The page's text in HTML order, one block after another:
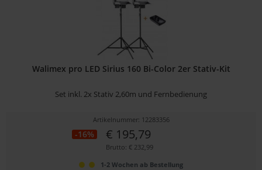
Walimex pro LED Sirius 160 Bi-Color 2er Stativ-Kit
Set inkl. 2x Stativ 2,60m und Fernbedienung
Artikelnummer: 12283356
-16% € 195,79
Brutto: € 232,99
1-2 Wochen ab Bestellung